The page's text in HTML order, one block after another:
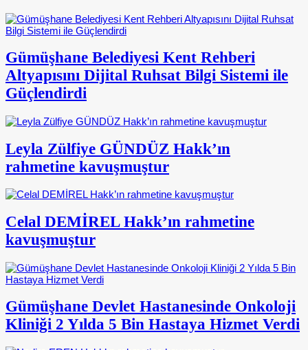
Gümüşhane Belediyesi Kent Rehberi
Altyapısını Dijital Ruhsat Bilgi Sistemi ile
Güçlendirdi
Leyla Zülfiye GÜNDÜZ Hakk’ın
rahmetine kavuşmuştur
Celal DEMİREL Hakk’ın rahmetine
kavuşmuştur
Gümüşhane Devlet Hastanesinde Onkoloji
Kliniği 2 Yılda 5 Bin Hastaya Hizmet Verdi